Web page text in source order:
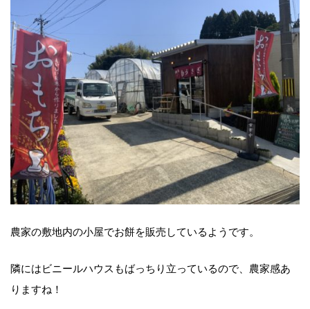
農家の敷地内の小屋でお餅を販売しているようです。
隣にはビニールハウスもばっちり立っているので、農家感あ
りますね！